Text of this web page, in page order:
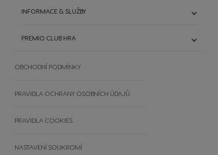
Čokoládové nápoje
Dallmayr
Zobrazit všechny nápoje
Genio S Plus
Zobrazit všechny kávovary
Šálky a termohrnky
INFORMACE & SLUŽBY
DOLCE GUSTO SYSTÉM
UDRŽITELNOST
Extra Space
PREMIO CLUB HRA
Vložte kód
OBCHODNÍ PODMÍNKY
PRAVIDLA OCHRANY OSOBNÍCH ÚDAJŮ
PRAVIDLA COOKIES
NASTAVENÍ SOUKROMÍ